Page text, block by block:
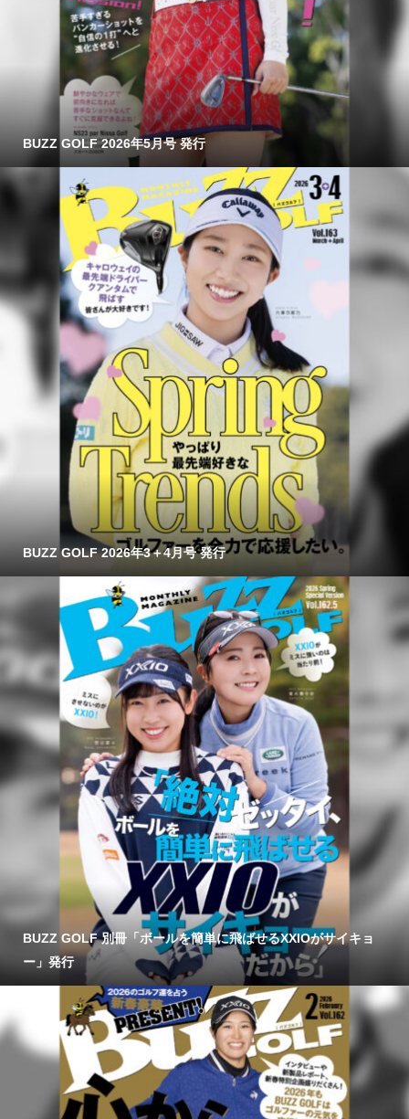
BUZZ GOLF 2026年5月号 発行
BUZZ GOLF 2026年3＋4月号 発行
BUZZ GOLF 別冊「ボールを簡単に飛ばせるXXIOがサイキョ
ー」発行